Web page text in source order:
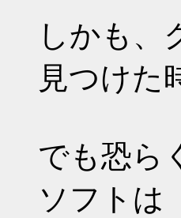
しかも、
見つけ
でも恐ら
ソフトは